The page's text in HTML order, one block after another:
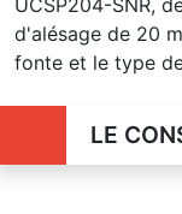
d'alésage de 20
fonte et le type
LE